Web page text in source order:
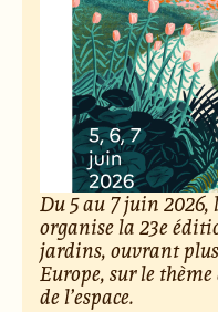
Du 5 au 7 juin
organise la 23e
jardins, ouvrant
Europe, sur le
de l’espace.